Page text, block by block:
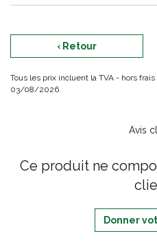
‹ Retour
Tous les prix incluent la TVA - hors
03/08/2026.
Avis
Ce produit ne
Donner